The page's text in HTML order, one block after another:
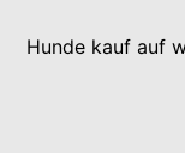
Hunde kauf auf